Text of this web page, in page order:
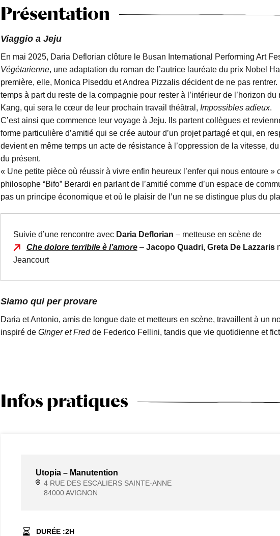
Présentation
Viaggio a Jeju
En mai 2025, Daria Deflorian clôture le Busan International Performing Art
Végétarienne, une adaptation du roman de l’autrice lauréate du prix Nobel
première, elle, Monica Piseddu et Andrea Pizzalis décident de ne pas rentrer.
temps à part du reste de la compagnie pour rester à l’intérieur de l’horizon
Kang, qui sera le cœur de leur prochain travail théâtral, Impossibles adieux.
C’est ainsi que commence leur voyage à Jeju. Ils partent collègues et
forme particulière d’amitié qui se crée autour d’un projet partagé et qui, en
devient en même temps un acte de résistance à l’oppression de la vitesse,
du présent.
« Une petite pièce où réussir à vivre enfin heureux l’enfer qui nous entoure »
philosophe “Bifo” Berardi en parlant de l’amitié comme d’un espace de
pas un principe économique et où le plaisir de l’un ne se distingue plus du
Suivie d’une rencontre avecDaria Deflorian – metteuse en scène de
Che dolore terribile è l’amore–Jacopo Quadri, Greta De Lazzaris
Jeancourt
Siamo qui per provare
Daria et Antonio, amis de longue date et metteurs en scène, travaillent à un
inspiré de Ginger et Fredde Federico Fellini, tandis que vie quotidienne et
Infos pratiques
Utopia – Manutention
4 RUE DES ESCALIERS SAINTE-ANNE
84000 AVIGNON
DURÉE :2H